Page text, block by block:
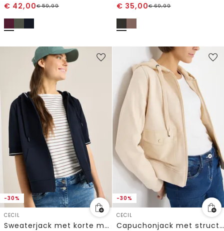
€ 42,00€59,99
€ 35,00€69,99
-30%
CECIL
Sweaterjack met korte mouwen en capuchon
-30%
CECIL
Capuchonjack met structuurmix